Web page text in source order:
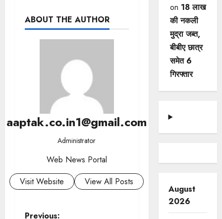
ABOUT THE AUTHOR
aaptak.co.in1@gmail.com
Administrator
Web News Portal
Visit Website
View All Posts
Previous:
on 18 लाख
की नकली
मुद्रा जब्त,
बीबीए छात्र
समेत 6
गिरफ्तार
August
2026